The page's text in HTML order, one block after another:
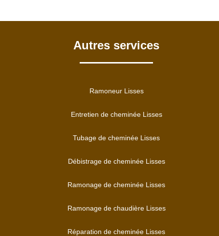
Autres services
Ramoneur Lisses
Entretien de cheminée Lisses
Tubage de cheminée Lisses
Débistrage de cheminée Lisses
Ramonage de cheminée Lisses
Ramonage de chaudière Lisses
Réparation de cheminée Lisses